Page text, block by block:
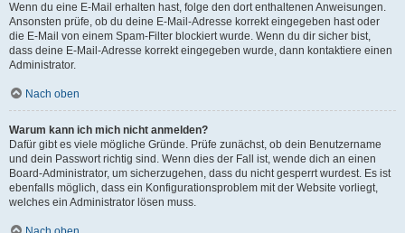
Wenn du eine E-Mail erhalten hast, folge den dort enthaltenen Anweisungen.
Ansonsten prüfe, ob du deine E-Mail-Adresse korrekt eingegeben hast oder
die E-Mail von einem Spam-Filter blockiert wurde. Wenn du dir sicher bist,
dass deine E-Mail-Adresse korrekt eingegeben wurde, dann kontaktiere einen
Administrator.
Nach oben
Warum kann ich mich nicht anmelden?
Dafür gibt es viele mögliche Gründe. Prüfe zunächst, ob dein Benutzername
und dein Passwort richtig sind. Wenn dies der Fall ist, wende dich an einen
Board-Administrator, um sicherzugehen, dass du nicht gesperrt wurdest. Es ist
ebenfalls möglich, dass ein Konfigurationsproblem mit der Website vorliegt,
welches ein Administrator lösen muss.